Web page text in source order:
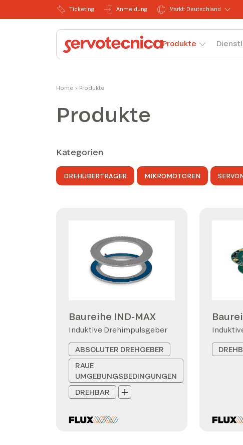
Ticketing Anmeldung Markt: Deutschland
Produkte
Home › Produkte
Produkte
Kategorien
DREHÜBERTRAGER MIKROMOTOREN
Baureihe IND-MAX
Induktive Drehimpulsgeber
ABSOLUTER DREHGEBER
RAUE
UMGEBUNGSBEDINGUNGEN
DREHBAR